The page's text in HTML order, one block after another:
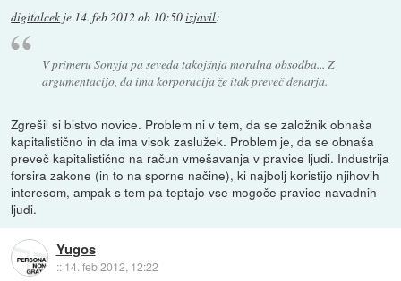
digitalcek je 14. feb 2012 ob 10:50izjavil:
V primeru Sonyja pa seveda takojšnja moralna obsodba... Z
argumentacijo, da ima korporacija že itak preveč denarja.
Zgrešil si bistvo novice. Problem ni v tem, da se založnik obnaša
kapitalistično in da ima visok zaslužek. Problem je, da se obnaša
preveč kapitalistično na račun vmešavanja v pravice ljudi. Industrija
forsira zakone (in to na sporne načine), ki najbolj koristijo njihovih
interesom, ampak s tem pa teptajo vse mogoče pravice navadnih
ljudi.
Yugos
:: 14. feb 2012, 12:22